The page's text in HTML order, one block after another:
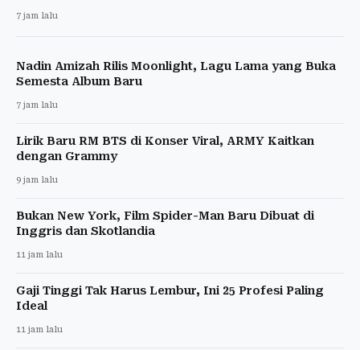
7 jam lalu
Nadin Amizah Rilis Moonlight, Lagu Lama yang Buka
Semesta Album Baru
7 jam lalu
Lirik Baru RM BTS di Konser Viral, ARMY Kaitkan
dengan Grammy
9 jam lalu
Bukan New York, Film Spider-Man Baru Dibuat di
Inggris dan Skotlandia
11 jam lalu
Gaji Tinggi Tak Harus Lembur, Ini 25 Profesi Paling
Ideal
11 jam lalu